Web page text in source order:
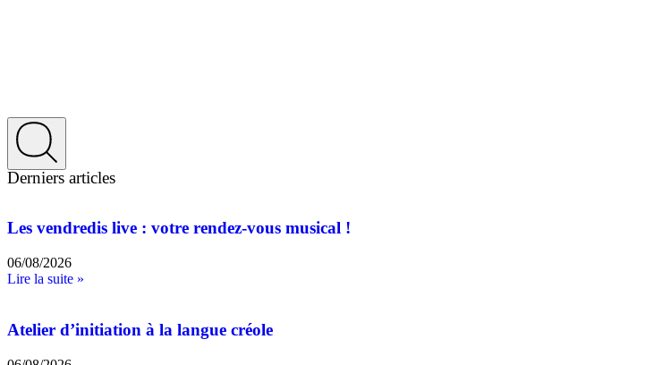
Derniers articles
Les vendredis live : votre rendez-vous musical !
06/08/2026
Lire la suite »
Atelier d’initiation à la langue créole